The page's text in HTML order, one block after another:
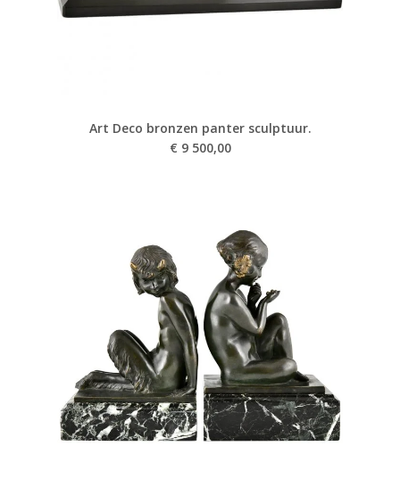
Art Deco bronzen panter sculptuur.
€ 9 500,00